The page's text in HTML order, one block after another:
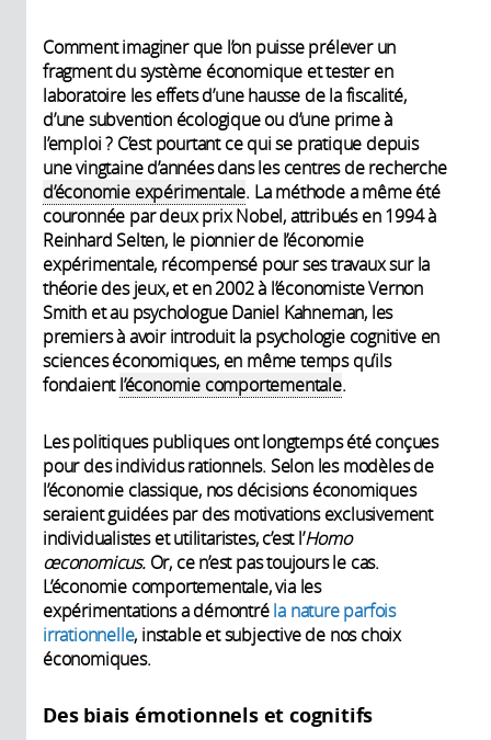
Comment imaginer que l’on puisse prélever un
fragment du système économique et tester en
laboratoire les effets d’une hausse de la fiscalité,
d’une subvention écologique ou d’une prime à
l’emploi ? C’est pourtant ce qui se pratique depuis
une vingtaine d’années dans les centres de recherche
d’économie expérimentale. La méthode a même été
couronnée par deux prix Nobel, attribués en 1994 à
Reinhard Selten, le pionnier de l’économie
expérimentale, récompensé pour ses travaux sur la
théorie des jeux, et en 2002 à l’économiste Vernon
Smith et au psychologue Daniel Kahneman, les
premiers à avoir introduit la psychologie cognitive en
sciences économiques, en même temps qu’ils
fondaientl’économie comportementale.
Les politiques publiques ont longtemps été conçues
pour des individus rationnels. Selon les modèles de
l’économie classique, nos décisions économiques
seraient guidées par des motivations exclusivement
individualistes et utilitaristes, c’est l’Homo
œconomicus.Or, ce n’est pas toujours le cas.
L’économie comportementale, via les
expérimentations a démontréla nature parfois
irrationnelle, instable et subjective de nos choix
économiques.
Des biais émotionnels et cognitifs